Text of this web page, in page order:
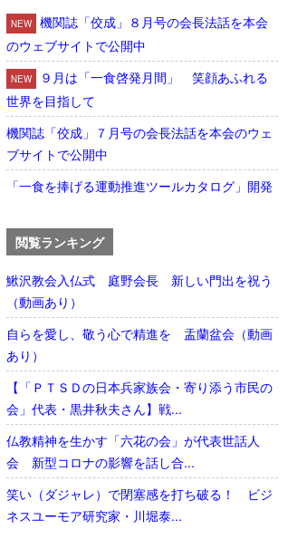
NEW
機関誌「佼成」８月号の会長法話を本会
のウェブサイトで公開中
NEW
９月は「一食啓発月間」 笑顔あふれる
世界を目指して
機関誌「佼成」７月号の会長法話を本会のウェ
ブサイトで公開中
「一食を捧げる運動推進ツールカタログ」開発
閲覧ランキング
鰍沢教会入仏式 庭野会長 新しい門出を祝う
（動画あり）
自らを愛し、敬う心で精進を 盂蘭盆会（動画
あり）
【「ＰＴＳＤの日本兵家族会・寄り添う市民の
会」代表・黒井秋夫さん】戦...
仏教精神を生かす「六花の会」が代表世話人
会 新型コロナの影響を話し合...
笑い（ダジャレ）で閉塞感を打ち破る！ ビジ
ネスユーモア研究家・川堀泰...